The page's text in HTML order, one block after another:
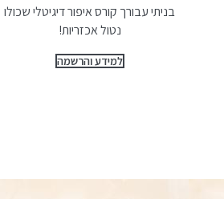
בניתי עבורך קורס איפור דיגיטלי שכולו
נטול אכזריות!
למידע והרשמה